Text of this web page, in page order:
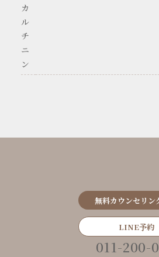
カ
ル
チ
ニ
ン
無料カウンセリン
LINE予約
011-200-